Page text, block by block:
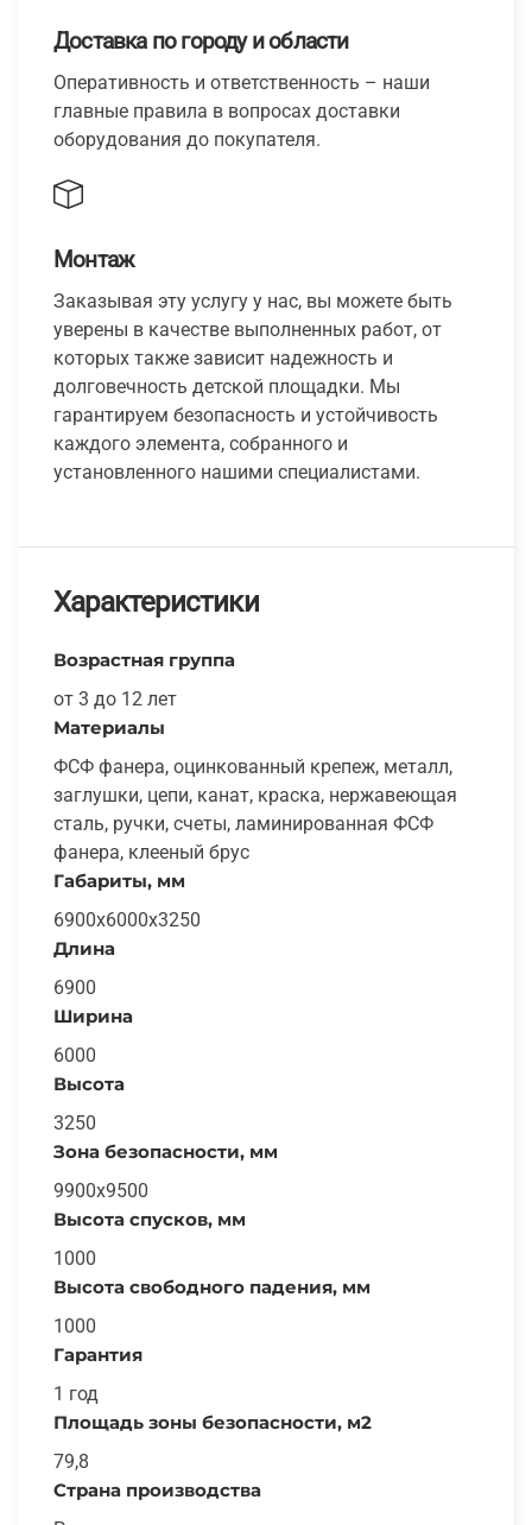
Доставка по городу и области
Оперативность и ответственность – наши
главные правила в вопросах доставки
оборудования до покупателя.
Монтаж
Заказывая эту услугу у нас, вы можете быть
уверены в качестве выполненных работ, от
которых также зависит надежность и
долговечность детской площадки. Мы
гарантируем безопасность и устойчивость
каждого элемента, собранного и
установленного нашими специалистами.
Характеристики
Возрастная группа
от 3 до 12 лет
Материалы
ФСФ фанера, оцинкованный крепеж, металл,
заглушки, цепи, канат, краска, нержавеющая
сталь, ручки, счеты, ламинированная ФСФ
фанера, клееный брус
Габариты, мм
6900x6000x3250
Длина
6900
Ширина
6000
Высота
3250
Зона безопасности, мм
9900x9500
Высота спусков, мм
1000
Высота свободного падения, мм
1000
Гарантия
1 год
Площадь зоны безопасности, м2
79,8
Страна производства